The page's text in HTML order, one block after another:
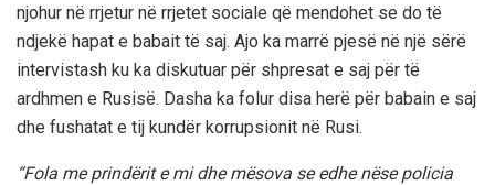
njohur në rrjetur në rrjetet sociale që mendohet se do të
ndjekë hapat e babait të saj. Ajo ka marrë pjesë në një sërë
intervistash ku ka diskutuar për shpresat e saj për të
ardhmen e Rusisë. Dasha ka folur disa herë për babain e saj
dhe fushatat e tij kundër korrupsionit në Rusi.
“Fola me prindërit e mi dhe mësova se edhe nëse policia